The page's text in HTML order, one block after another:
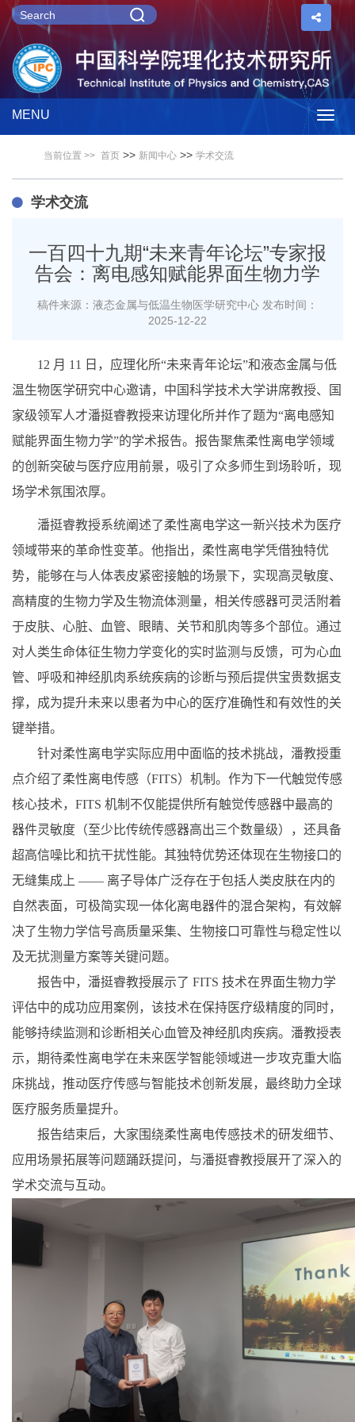
MENU
当前位置 >> 首页 >> 新闻中心 >> 学术交流
学术交流
一百四十九期“未来青年论坛”专家报
告会：离电感知赋能界面生物力学
稿件来源：液态金属与低温生物医学研究中心 发布时间：
2025-12-22
12 月 11
日，应理化所“未来青年论坛”和液态金属与低
温生物医学研究中心邀请，中国科学技术大学讲席教授、国
家级领军人才潘挺睿教授来访理化所并作了题为“离电感知
赋能界面生物力学”的学术报告。报告聚焦柔性离电学领域
的创新突破与医疗应用前景，吸引了众多师生到场聆听，现
场学术氛围浓厚。
潘挺睿教授系统阐述了柔性离电学这一新兴技术为医疗
领域带来的革命性变革。他指出，柔性离电学凭借独特优
势，能够在与人体表皮紧密接触的场景下，实现高灵敏度、
高精度的生物力学及生物流体测量，相关传感器可灵活附着
于皮肤、心脏、血管、眼睛、关节和肌肉等多个部位。通过
对人类生命体征生物力学变化的实时监测与反馈，可为心血
管、呼吸和神经肌肉系统疾病的诊断与预后提供宝贵数据支
撑，成为提升未来以患者为中心的医疗准确性和有效性的关
键举措。
针对柔性离电学实际应用中面临的技术挑战，潘教授重
点介绍了柔性离电传感（FITS）机制。作为下一代触觉传感
核心技术， FITS 机制不仅能提供所有触觉传感器中最高的
器件灵敏度（至少比传统传感器高出三个数量级），还具备
超高信噪比和抗干扰性能。其独特优势还体现在生物接口的
无缝集成上 —— 离子导体广泛存在于包括人类皮肤在内的
自然表面，可极简实现一体化离电器件的混合架构，有效解
决了生物力学信号高质量采集、生物接口可靠性与稳定性以
及无扰测量方案等关键问题。
报告中，潘挺睿教授展示了 FITS 技术在界面生物力学
评估中的成功应用案例，该技术在保持医疗级精度的同时，
能够持续监测和诊断相关心血管及神经肌肉疾病。潘教授表
示，期待柔性离电学在未来医学智能领域进一步攻克重大临
床挑战，推动医疗传感与智能技术创新发展，最终助力全球
医疗服务质量提升。
报告结束后，大家围绕柔性离电传感技术的研发细节、
应用场景拓展等问题踊跃提问，与潘挺睿教授展开了深入的
学术交流与互动。